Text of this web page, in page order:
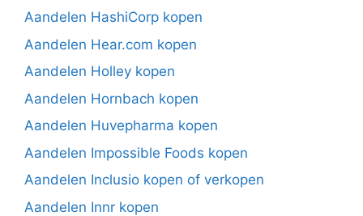
Aandelen HashiCorp kopen
Aandelen Hear.com kopen
Aandelen Holley kopen
Aandelen Hornbach kopen
Aandelen Huvepharma kopen
Aandelen Impossible Foods kopen
Aandelen Inclusio kopen of verkopen
Aandelen Innr kopen